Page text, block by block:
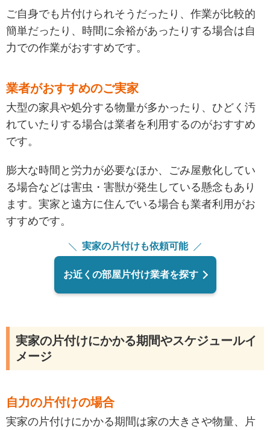
ご自身でも片付けられそうだったり、作業が比較的
簡単だったり、時間に余裕があったりする場合は自
力での作業がおすすめです。
業者がおすすめのご実家
大型の家具や処分する物量が多かったり、ひどく汚
れていたりする場合は業者を利用するのがおすすめ
です。
膨大な時間と労力が必要なほか、ごみ屋敷化してい
る場合などは害虫・害獣が発生している懸念もあり
ます。実家と遠方に住んでいる場合も業者利用がお
すすめです。
実家の片付けも依頼可能
お近くの部屋片付け業者を探す
実家の片付けにかかる期間やスケジュールイ
メージ
自力の片付けの場合
実家の片付けにかかる期間は家の大きさや物量、片